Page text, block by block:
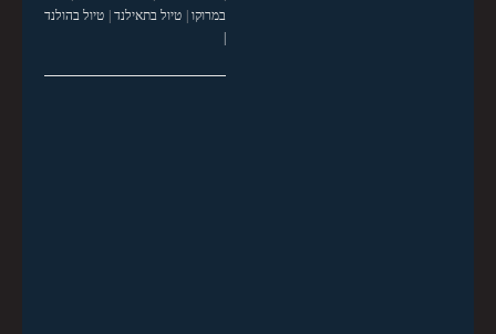
במרוקו| טיול בתאילנד| טיול בהולנד
|